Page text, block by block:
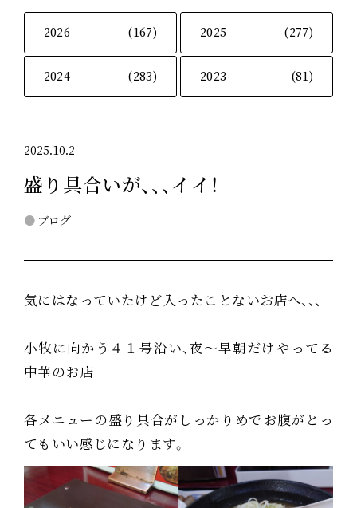
2026 (167) 2025 (277)
2024 (283) 2023 (81)
2025.10.2
盛り具合いが、、、イイ！
ブログ
気にはなっていたけど入ったことないお店へ、、、
小牧に向かう４１号沿い、夜～早朝だけやってる
中華のお店
各メニューの盛り具合がしっかりめでお腹がとっ
てもいい感じになります。